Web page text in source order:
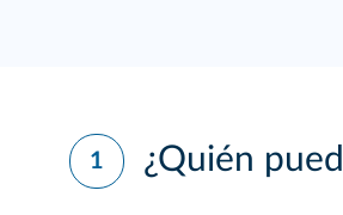
1 ¿Quién